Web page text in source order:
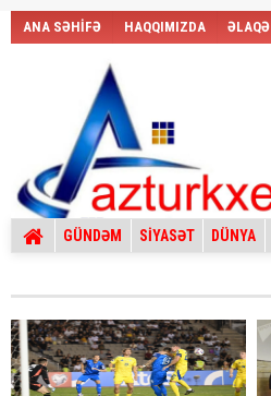
ANA SƏHİFƏ HAQQIMIZDA ƏLAQƏ
GÜNDƏM SİYASƏT DÜNYA